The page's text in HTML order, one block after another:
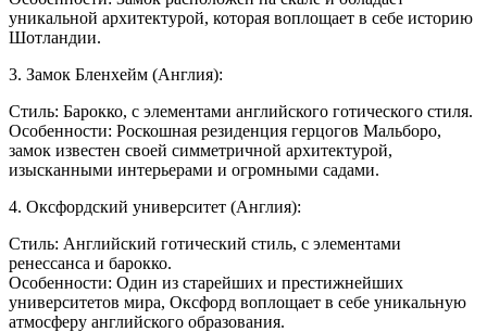
уникальной архитектурой, которая воплощает в себе историю
Шотландии.
3. Замок Бленхейм (Англия):
Стиль: Барокко, с элементами английского готического стиля.
Особенности: Роскошная резиденция герцогов Мальборо,
замок известен своей симметричной архитектурой,
изысканными интерьерами и огромными садами.
4. Оксфордский университет (Англия):
Стиль: Английский готический стиль, с элементами
ренессанса и барокко.
Особенности: Один из старейших и престижнейших
университетов мира, Оксфорд воплощает в себе уникальную
атмосферу английского образования.